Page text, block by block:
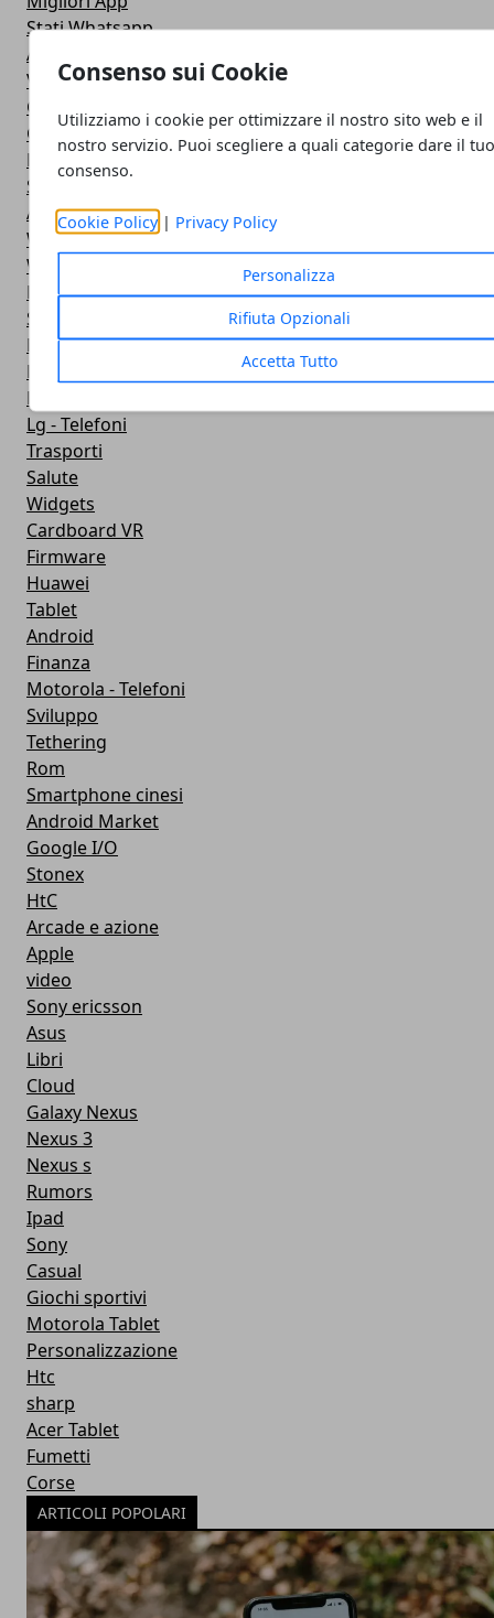
Consenso sui Cookie
Utilizziamo i cookie per ottimizzare il nostro sito web e il
nostro servizio. Puoi scegliere a quali categorie dare il
consenso.
Cookie Policy | Privacy Policy
Personalizza
Rifiuta Opzionali
Accetta Tutto
Stati Whatsapp
Applicazioni
Viaggi
Galaxy Note 5
Google Play
Fotografia
Stile di vita
Antivirus
Widget Orologio
Widget Meteo
Ricezione WiFi
Sport
Meteo
Rooting
Emulazione
Lg - Telefoni
Trasporti
Salute
Widgets
Cardboard VR
Firmware
Huawei
Tablet
Android
Finanza
Motorola - Telefoni
Sviluppo
Tethering
Rom
Smartphone cinesi
Android Market
Google I/O
Stonex
HtC
Arcade e azione
Apple
video
Sony ericsson
Asus
Libri
Cloud
Galaxy Nexus
Nexus 3
Nexus s
Rumors
Ipad
Sony
Casual
Giochi sportivi
Motorola Tablet
Personalizzazione
Htc
sharp
Acer Tablet
Fumetti
Corse
ARTICOLI POPOLARI